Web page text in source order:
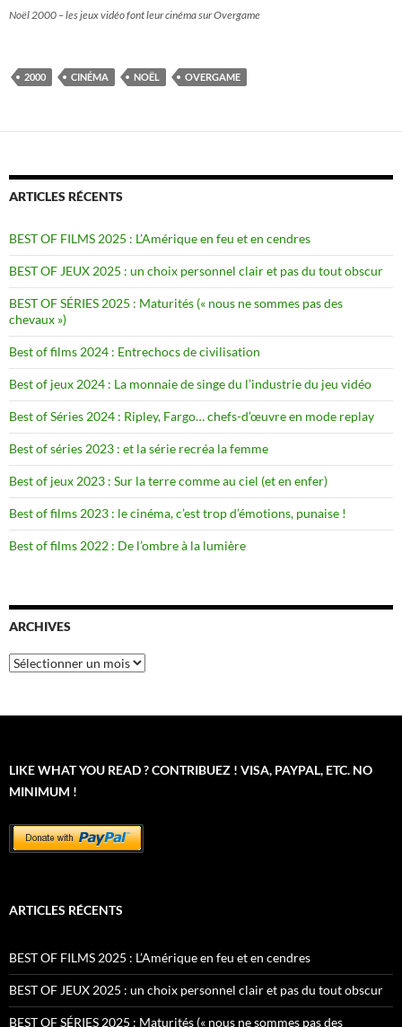
Noël 2000 – les jeux vidéo font leur cinéma sur Overgame
2000 CINÉMA NOËL OVERGAME
ARTICLES RÉCENTS
BEST OF FILMS 2025 : L’Amérique en feu et en cendres
BEST OF JEUX 2025 : un choix personnel clair et pas du tout obscur
BEST OF SÉRIES 2025 : Maturités (« nous ne sommes pas des
chevaux »)
Best of films 2024 : Entrechocs de civilisation
Best of jeux 2024 : La monnaie de singe du l’industrie du jeu vidéo
Best of Séries 2024 : Ripley, Fargo… chefs-d’œuvre en mode replay
Best of séries 2023 : et la série recréa la femme
Best of jeux 2023 : Sur la terre comme au ciel (et en enfer)
Best of films 2023 : le cinéma, c’est trop d’émotions, punaise !
Best of films 2022 : De l’ombre à la lumière
ARCHIVES
Archives
LIKE WHAT YOU READ ? CONTRIBUEZ ! VISA, PAYPAL, ETC. NO
MINIMUM !
ARTICLES RÉCENTS
BEST OF FILMS 2025 : L’Amérique en feu et en cendres
BEST OF JEUX 2025 : un choix personnel clair et pas du tout obscur
BEST OF SÉRIES 2025 : Maturités (« nous ne sommes pas des